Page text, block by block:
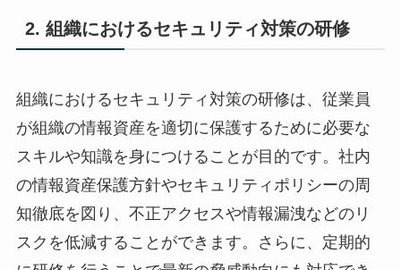
2. 組織におけるセキュリティ対策の研修
組織におけるセキュリティ対策の研修は、従業員
が組織の情報資産を適切に保護するために必要な
スキルや知識を身につけることが目的です。社内
の情報資産保護方針やセキュリティポリシーの周
知徹底を図り、不正アクセスや情報漏洩などのリ
スクを低減することができます。さらに、定期的